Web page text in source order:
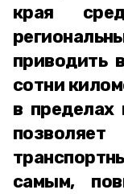
края
приводить
сотни
в пределах
позволяет
самым,